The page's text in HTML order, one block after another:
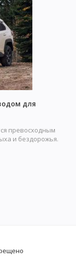
для
превосходным
и бездорожья.